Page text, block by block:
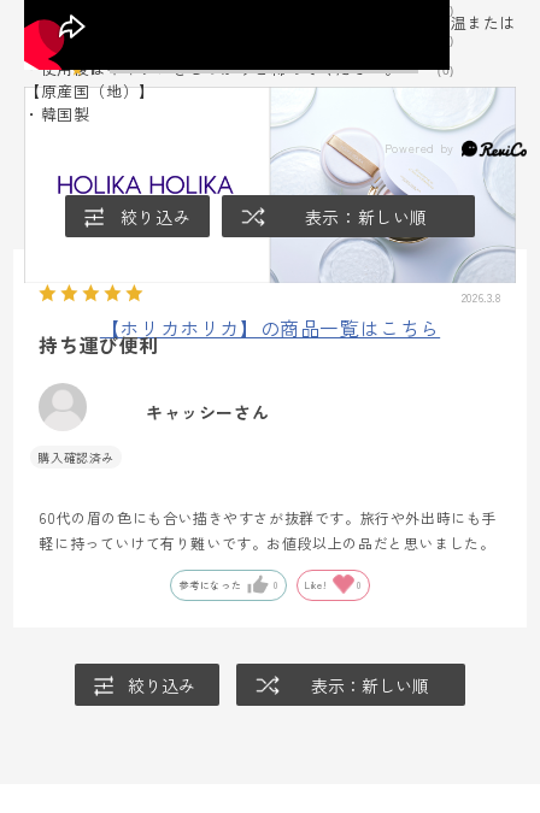
【ホリカホリカ】の商品一覧はこちら
・乳幼児の手の届く所、直射日光の当たる場所、極端に高温または
低温の場所を避けて保管してください。
・使用後はキャップをしっかりと締めてください。
【原産国（地）】
・韓国製
(0)
★ (0)
★1 (0)
絞り込み 表示：新しい順
2026.3.8
持ち運び便利
キャッシーさん
60代の眉の色にも合い描きやすさが抜群です。旅行や外出時にも手
軽に持っていけて有り難いです。お値段以上の品だと思いました。
参考になった 0 Like! 0
絞り込み 表示：新しい順